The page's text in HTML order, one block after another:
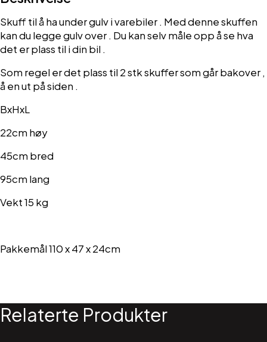
Skuff til å ha under gulv i varebiler . Med denne skuffen
kan du legge gulv over . Du kan selv måle opp å se hva
det er plass til i din bil .
Som regel er det plass til 2 stk skuffer som går bakover ,
å en ut på siden .
BxHxL
22cm høy
45cm bred
95cm lang
Vekt 15 kg
Pakkemål 110 x 47 x 24cm
Relaterte Produkter